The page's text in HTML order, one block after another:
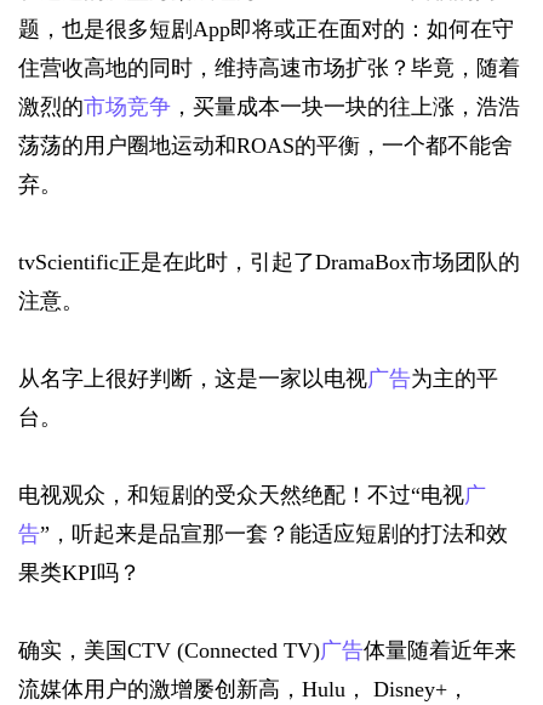
题，也是很多短剧App即将或正在面对的：如何在守
住营收高地的同时，维持高速市场扩张？毕竟，随着
激烈的市场竞争 ，买量成本一块一块的往上涨，浩浩
荡荡的用户圈地运动和ROAS的平衡，一个都不能舍
弃。
tvScientific正是在此时，引起了DramaBox市场团队的
注意。
从名字上很好判断，这是一家以电视广告为主的平
台。
电视观众，和短剧的受众天然绝配！不过“电视广
告”，听起来是品宣那一套？能适应短剧的打法和效
果类KPI吗？
确实，美国CTV (Connected TV)广告体量随着近年来
流媒体用户的激增屡创新高，Hulu， Disney+，